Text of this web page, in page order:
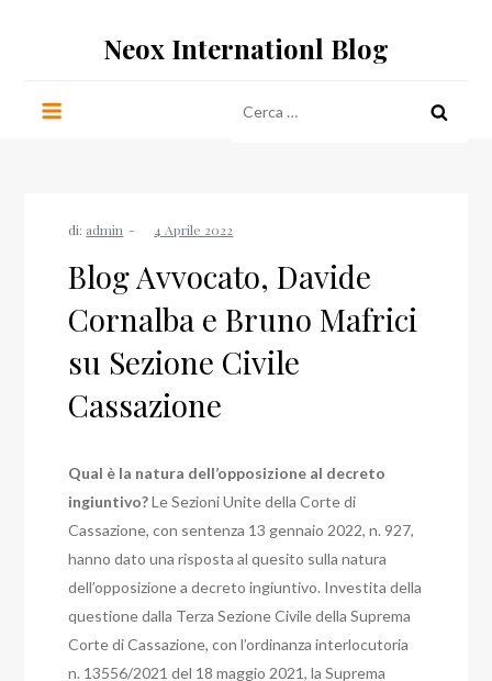
Neox Internationl Blog
per:
di: admin
Blog Avvocato, Davide
Cornalba e Bruno Mafrici
su Sezione Civile
Cassazione
Qual è la natura dell’opposizione al decreto
ingiuntivo?Le Sezioni Unite della Corte di
Cassazione, con sentenza 13 gennaio 2022, n. 927,
hanno dato una risposta al quesito sulla natura
dell’opposizione a decreto ingiuntivo. Investita della
questione dalla Terza Sezione Civile della Suprema
Corte di Cassazione,con l’ordinanza interlocutoria
n. 13556/2021 del 18 maggio 2021, la Suprema